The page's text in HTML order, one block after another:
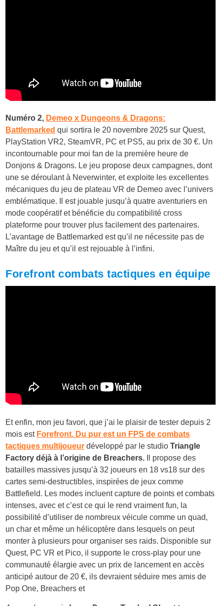
Numéro 2, Demeo x Dungeons & Dragons:
Battlemarked qui sortira le 20 novembre 2025 sur Quest,
PlayStation VR2, SteamVR, PC et PS5, au prix de 30 €. Un
incontournable pour moi fan de la première heure de
Donjons & Dragons. Le jeu propose deux campagnes, dont
une se déroulant à Neverwinter, et exploite les excellentes
mécaniques du jeu de plateau VR de Demeo avec l’univers
emblématique. Il est jouable jusqu’à quatre aventuriers en
mode coopératif et bénéficie du compatibilité cross
plateforme pour trouver plus facilement des partenaires.
L’avantage de Battlemarked est qu’il ne nécessite pas de
Maître du jeu et qu’il est rejouable à l’infini.
Forefront combats tactiques en équipe
Et enfin, mon jeu favori, que j’ai le plaisir de tester depuis 2
mois est Forefront. Du pur est un FPS de combats
tactiques multijoueur développé par le studioTriangle
Factory déjà à l’origine de Breachers. Il propose des
batailles massives jusqu’à 32 joueurs en 18 vs18 sur des
cartes semi-destructibles, inspirées de jeux comme
Battlefield. Les modes incluent capture de points et combats
intenses, avec et c’est ce qui le rend vraiment fun, la
possibilité d’utiliser de nombreux véicule comme un quad,
un char et même un hélicoptère dans lesquels on peut
monter à plusieurs pour organiser ses raids. Disponible sur
Quest, PC VR et Pico, il supporte le cross-play pour une
communauté élargie avec un prix de lancement en accès
anticipé autour de 20 €, ils devraient séduire mes amis de
Pop One, Breachers et